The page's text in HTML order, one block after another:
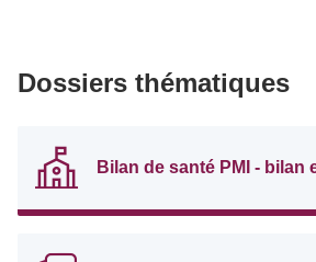
Dossiers thématiques
Bilan de santé PMI - bilan